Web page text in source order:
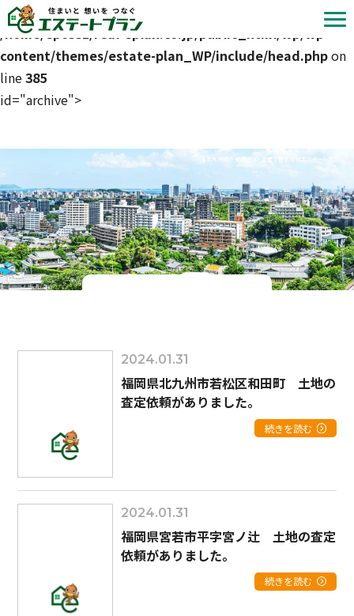
Warning: Attempt to read property "slug" on null in
/home/ep6331/real-eplan.co.jp/public_html/wp/wp-
content/themes/estate-plan_WP/include/head.phpon
line385
id="archive">
| 北九州の不動産売却・査定 | 株式会社エステートプラン
2024.01.31
福岡県北九州市若松区和田町 土地の
査定依頼がありました。
続きを読む
2024.01.31
福岡県宮若市平字宮ノ辻 土地の査定
依頼がありました。
続きを読む